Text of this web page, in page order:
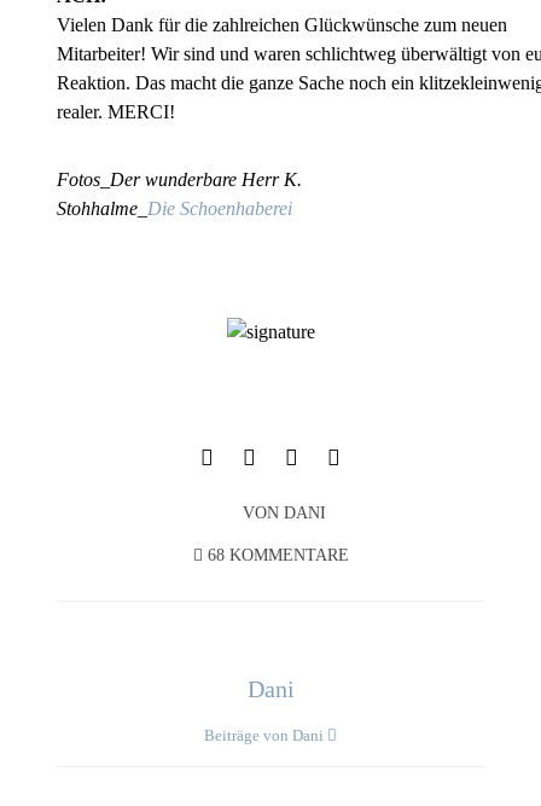
Vielen Dank für die zahlreichen Glückwünsche zum neuen
Mitarbeiter! Wir sind und waren schlichtweg überwältigt von
Reaktion. Das macht die ganze Sache noch ein
realer. MERCI!
Fotos_Der wunderbare Herr K.
Stohhalme_ Die Schoenhaberei
VON DANI
68 KOMMENTARE
Dani
Beiträge von Dani